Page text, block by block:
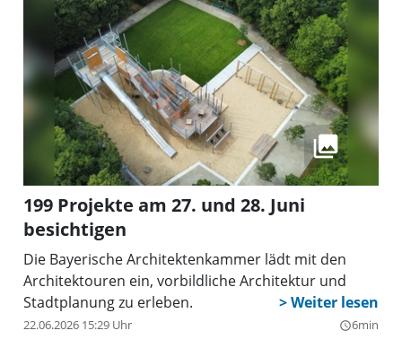
199 Projekte am 27. und 28. Juni
besichtigen
Die Bayerische Architektenkammer lädt mit den
Architektouren ein, vorbildliche Architektur und
Stadtplanung zu erleben.
22.06.2026 15:29 Uhr query_builder6min